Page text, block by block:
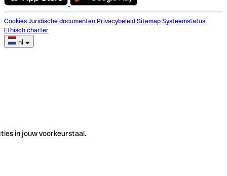
Cookies Juridische documenten Privacybeleid Sitemap Systeemstatus
Ethisch charter
nl
in jouw voorkeurstaal.